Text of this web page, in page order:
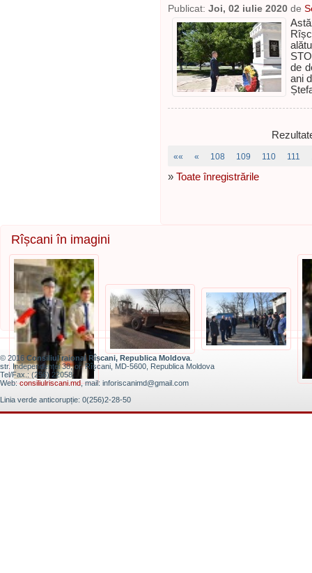
Publicat: Joi, 02 iulie 2020 de
de
ani
«« « 108 109 110 111
» Toate înregistrările
Rîșcani în imagini
© 2016 Consiliul raional Rîșcani, Republica Moldova
str. Independenţei 38, or. Rîșcani, MD-5600, Republica Moldova
Tel/Fax.: (256) 22058;
Web:consiliulriscani.md, mail: inforiscanimd@gmail.com
Linia verde anticorupție: 0(256)2-28-50